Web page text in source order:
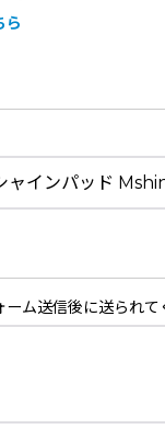
ら
ム送信後に送られ